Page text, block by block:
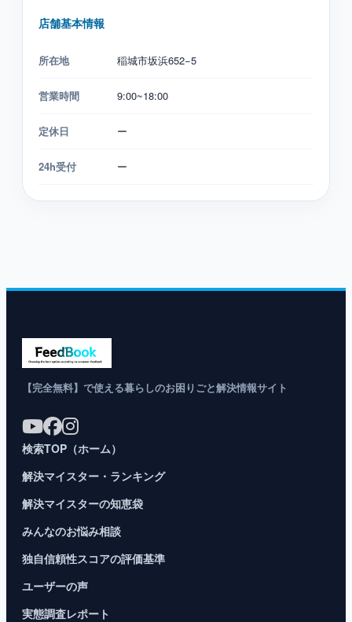
店舗基本情報
所在地 稲城市坂浜652−5
営業時間 9:00~18:00
定休日 ー
24h受付 ー
【完全無料】で使える暮らしのお困りごと解決情報サイト
検索TOP（ホーム）
解決マイスター・ランキング
解決マイスターの知恵袋
みんなのお悩み相談
独自信頼性スコアの評価基準
ユーザーの声
実態調査レポート